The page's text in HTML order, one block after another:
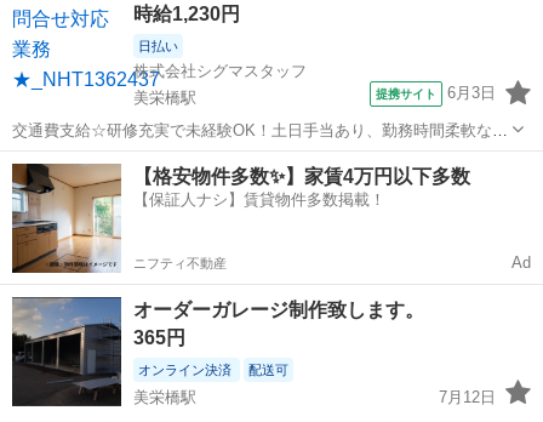
時給1,230円
日払い
株式会社シグマスタッフ
美栄橋駅
提携サイト 6月3日
交通費支給☆研修充実で未経験OK！土日手当あり、勤務時間柔軟な仕
事です◎ 当社では那覇市をはじめ、 北部・中部・南部のお仕事をご紹
介しています！ 大手コールセンターや食品加工・販売企業 県内健診セ
ンター、県内大病院などで...
沖縄 那覇市 美栄橋駅 電話対応
【格安物件多数✨】家賃4万円以下多数
【保証人ナシ】賃貸物件多数掲載！
ニフティ不動産 Ad
オーダーガレージ制作致します。
365円
オンライン決済 配送可
美栄橋駅
7月12日